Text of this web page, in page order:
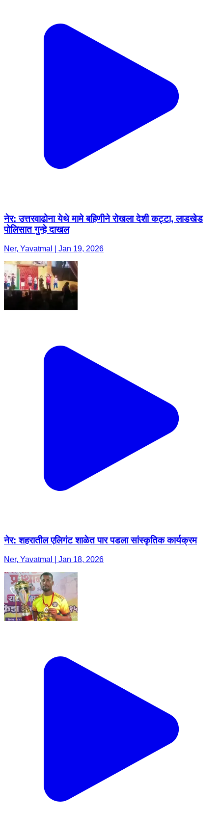
नेर: उत्तरवाढोना येथे मामे बहिणीने रोखला देशी कट्टा, लाडखेड
पोलिसात गुन्हे दाखल
Ner, Yavatmal | Jan 19, 2026
नेर: शहरातील एलिगंट शाळेत पार पडला सांस्कृतिक कार्यक्रम
Ner, Yavatmal | Jan 18, 2026